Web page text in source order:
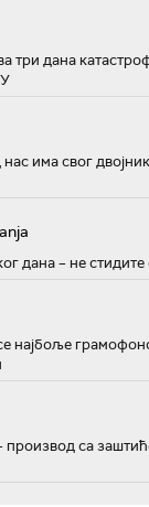
три дана
има свог
дана – не стидите
најбоље
производ са